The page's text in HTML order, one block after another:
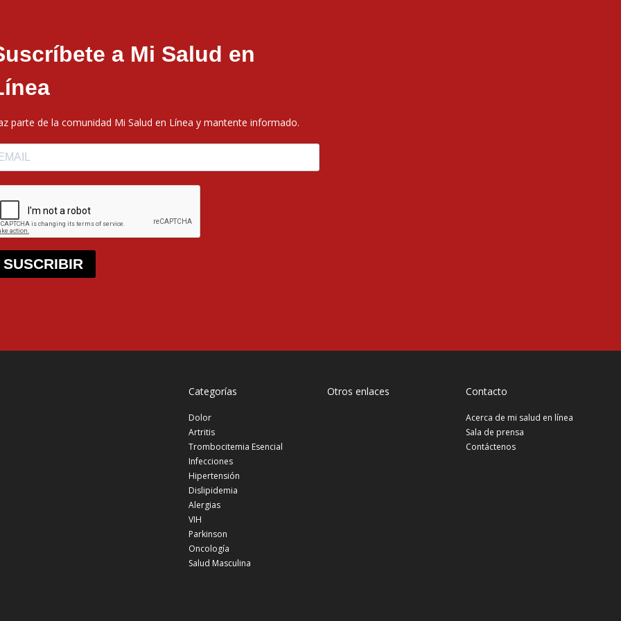
a Mi Salud en
parte de la comunidad Mi Salud en Línea y mantente informado.
SUSCRIBIR
Categorías
Dolor
Artritis
Trombocitemia Esencial
Infecciones
Hipertensión
Dislipidemia
Alergias
VIH
Parkinson
Oncología
Salud Masculina
Otros enlaces Contacto
Acerca de mi salud en línea
Sala de prensa
Contáctenos